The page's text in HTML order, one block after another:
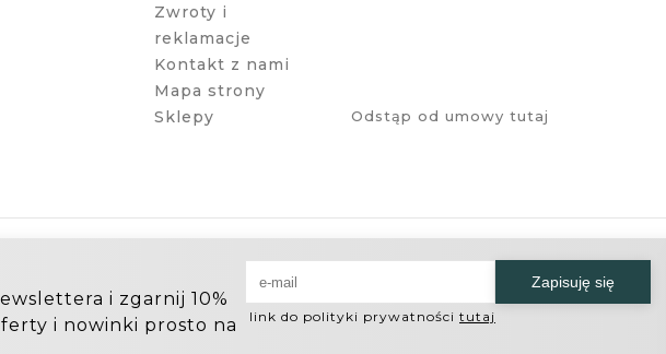
Zwroty i
reklamacje
Kontakt z nami
Mapa strony
Sklepy
Odstąp od umowy tutaj